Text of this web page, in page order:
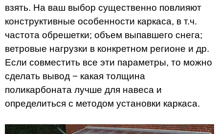
взять. На ваш выбор существенно повлияют
конструктивные особенности каркаса, в т.ч.
частота обрешетки; объем выпавшего снега;
ветровые нагрузки в конкретном регионе и др.
Если совместить все эти параметры, то можно
сделать вывод − какая толщина
поликарбоната лучше для навеса и
определиться с методом установки каркаса.